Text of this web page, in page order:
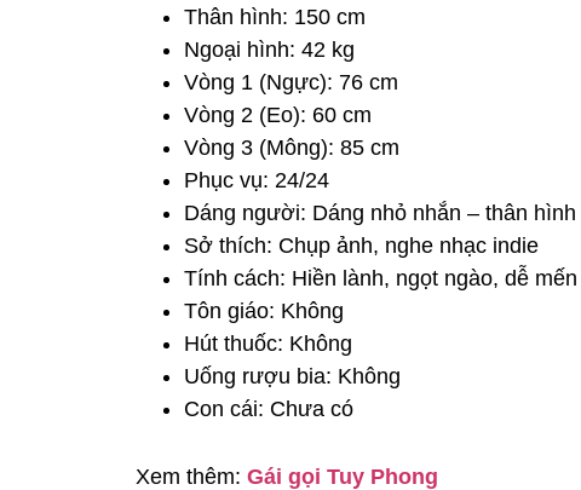
Thân hình: 150 cm
Ngoại hình: 42 kg
Vòng 1 (Ngực): 76 cm
Vòng 2 (Eo): 60 cm
Vòng 3 (Mông): 85 cm
Phục vụ: 24/24
Dáng người: Dáng nhỏ nhắn – thân
Sở thích: Chụp ảnh, nghe nhạc indie
Tính cách: Hiền lành, ngọt ngào, dễ mến
Tôn giáo: Không
Hút thuốc: Không
Uống rượu bia: Không
Con cái: Chưa có
Xem thêm: Gái gọi Tuy Phong